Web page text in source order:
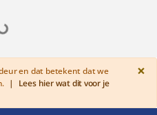
en dat betekent dat we
|
Lees hier wat dit voor je
×